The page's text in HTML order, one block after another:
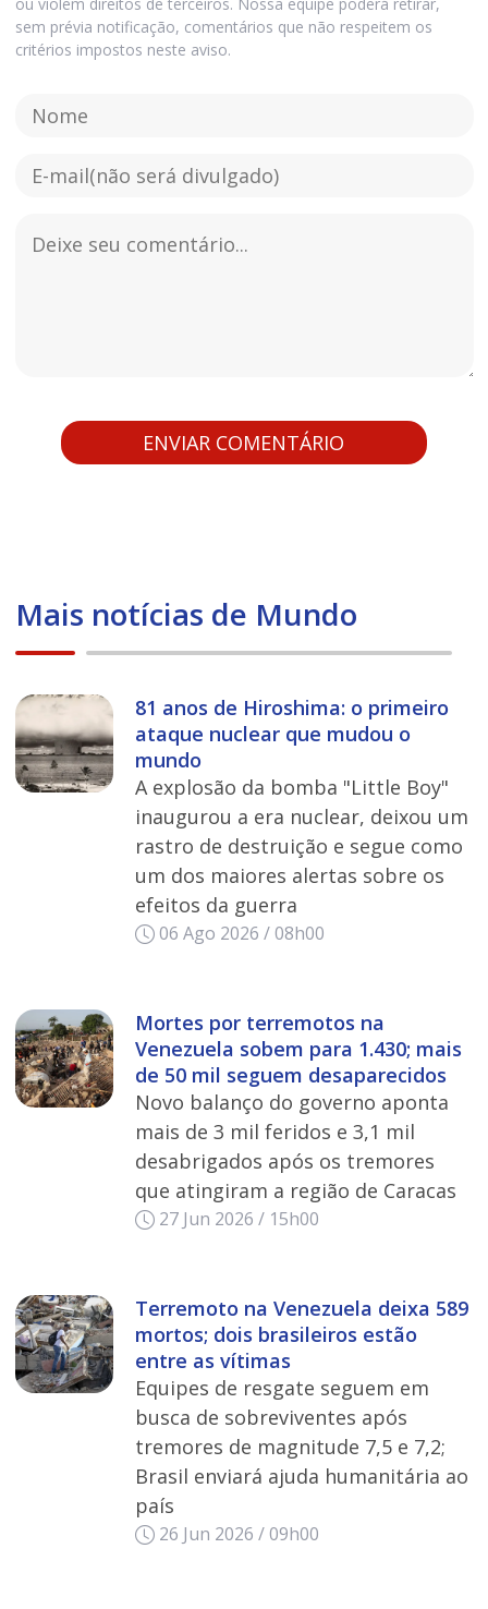
sem prévia notificação, comentários que não respeitem os
critérios impostos neste aviso.
Mais notícias de Mundo
81 anos de Hiroshima: o primeiro
ataque nuclear que mudou o
mundo
A explosão da bomba "Little Boy"
inaugurou a era nuclear, deixou um
rastro de destruição e segue como
um dos maiores alertas sobre os
efeitos da guerra
06 Ago 2026 / 08h00
Mortes por terremotos na
Venezuela sobem para 1.430; mais
de 50 mil seguem desaparecidos
Novo balanço do governo aponta
mais de 3 mil feridos e 3,1 mil
desabrigados após os tremores
que atingiram a região de Caracas
27 Jun 2026 / 15h00
Terremoto na Venezuela deixa 589
mortos; dois brasileiros estão
entre as vítimas
Equipes de resgate seguem em
busca de sobreviventes após
tremores de magnitude 7,5 e 7,2;
Brasil enviará ajuda humanitária ao
país
26 Jun 2026 / 09h00